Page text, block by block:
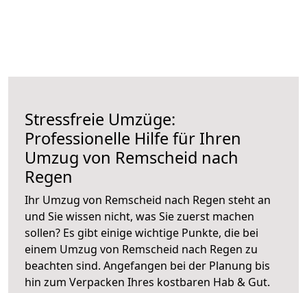
Stressfreie Umzüge:
Professionelle Hilfe für Ihren
Umzug von Remscheid nach
Regen
Ihr Umzug von Remscheid nach Regen steht an
und Sie wissen nicht, was Sie zuerst machen
sollen? Es gibt einige wichtige Punkte, die bei
einem Umzug von Remscheid nach Regen zu
beachten sind. Angefangen bei der Planung bis
hin zum Verpacken Ihres kostbaren Hab & Gut.